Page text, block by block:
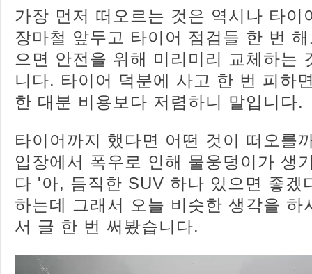
가장 먼저 떠오르는 것은 역시나 타이
장마철 앞두고 타이어 점검들 한 번
으면 안전을 위해 미리미리 교체하는
니다. 타이어 덕분에 사고 한 번 피하
한 대분 비용보다 저렴하니 말입니다.
타이어까지 했다면 어떤 것이 떠오를
입장에서 폭우로 인해 물웅덩이가 생
다 '아, 듬직한 SUV 하나 있으면 좋겠
하는데 그래서 오늘 비슷한 생각을 하
서 글 한 번 써봤습니다.